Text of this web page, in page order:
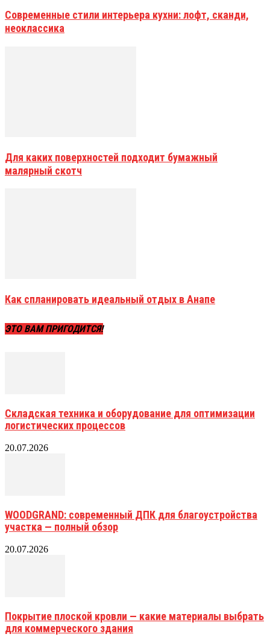
Современные стили интерьера кухни: лофт, сканди,
неоклассика
Для каких поверхностей подходит бумажный
малярный скотч
Как спланировать идеальный отдых в Анапе
ЭТО ВАМ ПРИГОДИТСЯ!
Складская техника и оборудование для оптимизации
логистических процессов
20.07.2026
WOODGRAND: современный ДПК для благоустройства
участка — полный обзор
20.07.2026
Покрытие плоской кровли — какие материалы выбрать
для коммерческого здания